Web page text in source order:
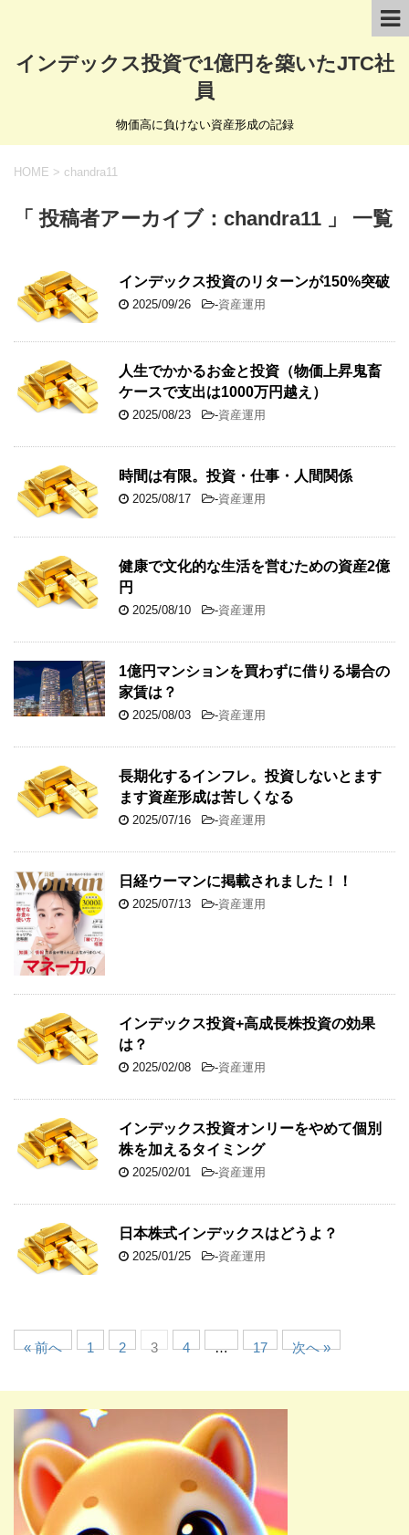
インデックス投資で1億円を築いたJTC社
員
物価高に負けない資産形成の記録
HOME > chandra11
「 投稿者アーカイブ：chandra11 」 一覧
インデックス投資のリターンが150%突破
2025/09/26 -資産運用
人生でかかるお金と投資（物価上昇鬼畜
ケースで支出は1000万円越え）
2025/08/23 -資産運用
時間は有限。投資・仕事・人間関係
2025/08/17 -資産運用
健康で文化的な生活を営むための資産2億
円
2025/08/10 -資産運用
1億円マンションを買わずに借りる場合の
家賃は？
2025/08/03 -資産運用
長期化するインフレ。投資しないとます
ます資産形成は苦しくなる
2025/07/16 -資産運用
日経ウーマンに掲載されました！！
2025/07/13 -資産運用
インデックス投資+高成長株投資の効果
は？
2025/02/08 -資産運用
インデックス投資オンリーをやめて個別
株を加えるタイミング
2025/02/01 -資産運用
日本株式インデックスはどうよ？
2025/01/25 -資産運用
« 前へ 1 2 3 4 … 17 次へ »